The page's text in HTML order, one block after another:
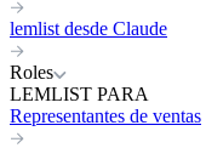
lemlist desde Claude
Roles
LEMLIST PARA
Representantes de ventas